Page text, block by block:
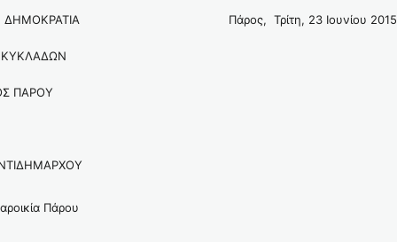
ΔΗΜΟΚΡΑΤΙΑ Πάρος, Τρίτη, 23 Ιουνίου 2015
ΠΑΡΟΥ
Πάρου